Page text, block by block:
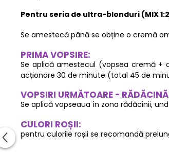
Pentru seria de ultra-blonduri (MIX
Se amestecă până se obține o cremă
PRIMA VOPSIRE:
Se aplică amestecul (vopsea cremă +
acționare 30 de minute (total 45 de
VOPSIRI URMĂTOARE -
Se aplică vopseaua în zona rădăcinii,
CULORI ROȘII:
pentru culorile roșii se recomandă